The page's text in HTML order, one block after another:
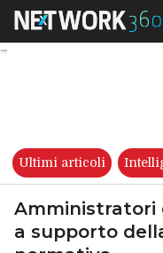
Ultimi articoli
Amministratori
a supporto